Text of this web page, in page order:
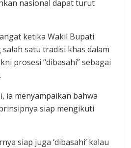
nasional dapat turut
ketika Wakil Bupati
satu tradisi khas dalam
prosesi “dibasahi” sebagai
ia menyampaikan bahwa
siap mengikuti
siap juga ‘dibasahi’ kalau